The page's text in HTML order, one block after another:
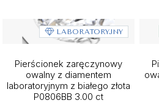
LABORATORYJNY
Pierścionek zaręczynowy
owalny z diamentem
laboratoryjnym z białego złota
P0806BB 3.00 ct